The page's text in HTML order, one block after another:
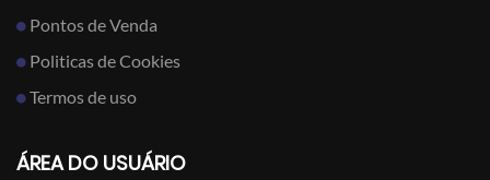
Pontos de Venda
Politicas de Cookies
Termos de uso
ÁREA DO USUÁRIO